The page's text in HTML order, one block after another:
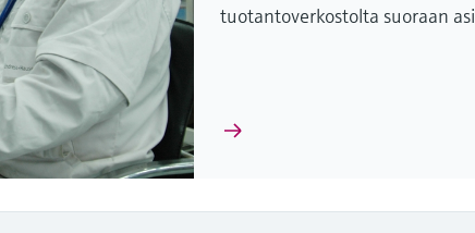
tuotantoverkostolta suoraan